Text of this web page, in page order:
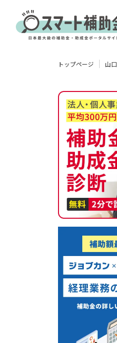
製造業 情報
販路拡大
トップページ 山